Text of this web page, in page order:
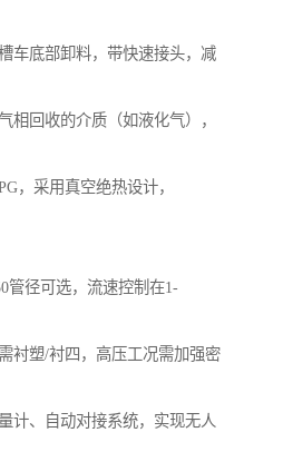
车底部卸料，带快速接头，减
相回收的介质（如液化气），
，采用真空绝热设计，
管径可选，流速控制在1-
衬塑/衬四，高压工况需加强密
计、自动对接系统，实现无人